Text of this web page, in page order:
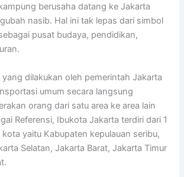
berusaha datang ke Jakarta
nasib. Hal ini tak lepas dari simbol
pusat budaya, pendidikan,
dilakukan oleh pemerintah Jakarta
umum secara langsung
orang dari satu area ke area lain
Referensi, Ibukota Jakarta terdiri dari 1
yaitu Kabupaten kepulauan seribu,
Selatan, Jakarta Barat, Jakarta Timur